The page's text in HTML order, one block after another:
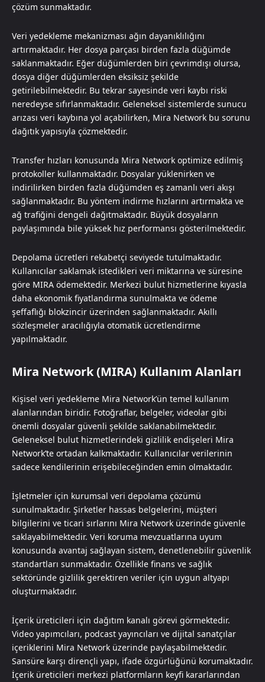
çözüm sunmaktadır.
Veri yedekleme mekanizması ağın dayanıklılığını
artırmaktadır. Her dosya parçası birden fazla düğümde
saklanmaktadır. Eğer düğümlerden biri çevrimdışı olursa,
dosya diğer düğümlerden eksiksiz şekilde
getirilebilmektedir. Bu tekrar sayesinde veri kaybı riski
neredeyse sıfırlanmaktadır. Geleneksel sistemlerde sunucu
arızası veri kaybına yol açabilirken, Mira Network bu sorunu
dağıtık yapısıyla çözmektedir.
Transfer hızları konusunda Mira Network optimize edilmiş
protokoller kullanmaktadır. Dosyalar yüklenirken ve
indirilirken birden fazla düğümden eş zamanlı veri akışı
sağlanmaktadır. Bu yöntem indirme hızlarını artırmakta ve
ağ trafiğini dengeli dağıtmaktadır. Büyük dosyaların
paylaşımında bile yüksek hız performansı gösterilmektedir.
Depolama ücretleri rekabetçi seviyede tutulmaktadır.
Kullanıcılar saklamak istedikleri veri miktarına ve süresine
göre MIRA ödemektedir. Merkezi bulut hizmetlerine kıyasla
daha ekonomik fiyatlandırma sunulmakta ve ödeme
şeffaflığı blokzincir üzerinden sağlanmaktadır. Akıllı
sözleşmeler aracılığıyla otomatik ücretlendirme
yapılmaktadır.
Mira Network (MIRA) Kullanım Alanları
Kişisel veri yedekleme Mira Network’ün temel kullanım
alanlarından biridir. Fotoğraflar, belgeler, videolar gibi
önemli dosyalar güvenli şekilde saklanabilmektedir.
Geleneksel bulut hizmetlerindeki gizlilik endişeleri Mira
Network’te ortadan kalkmaktadır. Kullanıcılar verilerinin
sadece kendilerinin erişebileceğinden emin olmaktadır.
İşletmeler için kurumsal veri depolama çözümü
sunulmaktadır. Şirketler hassas belgelerini, müşteri
bilgilerini ve ticari sırlarını Mira Network üzerinde güvenle
saklayabilmektedir. Veri koruma mevzuatlarına uyum
konusunda avantaj sağlayan sistem, denetlenebilir güvenlik
standartları sunmaktadır. Özellikle finans ve sağlık
sektöründe gizlilik gerektiren veriler için uygun altyapı
oluşturmaktadır.
İçerik üreticileri için dağıtım kanalı görevi görmektedir.
Video yapımcıları, podcast yayıncıları ve dijital sanatçılar
içeriklerini Mira Network üzerinde paylaşabilmektedir.
Sansüre karşı dirençli yapı, ifade özgürlüğünü korumaktadır.
İçerik üreticileri merkezi platformların keyfi kararlarından